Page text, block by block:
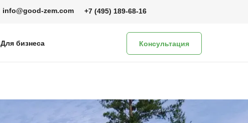
Консультация
Для бизнеса
info@good-zem.com +7 (495) 189-68-16